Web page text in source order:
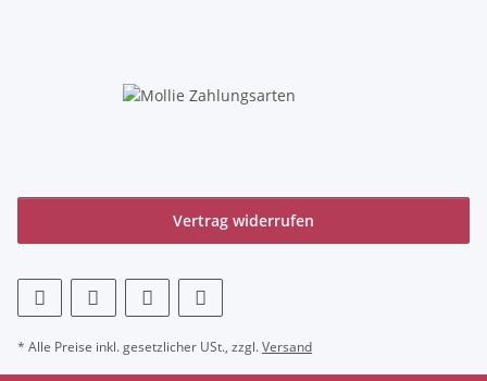
Vertrag widerrufen
* Alle Preise inkl. gesetzlicher USt., zzgl.Versand